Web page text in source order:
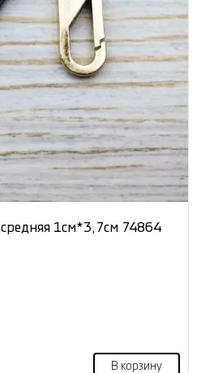
1см*3,7см 74864
В корзину